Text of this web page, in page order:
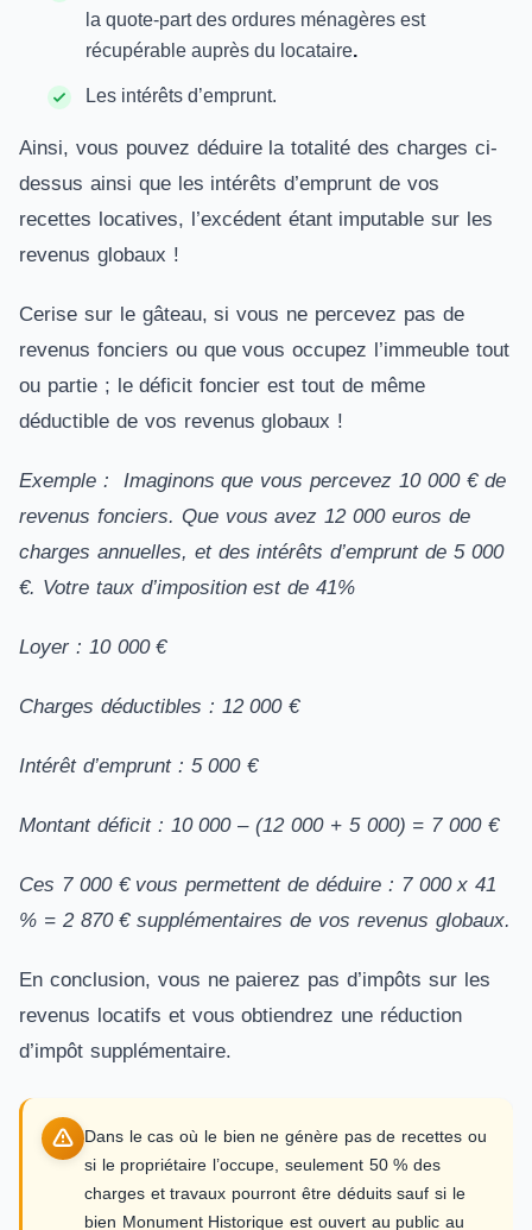
la quote-part des ordures ménagères est
récupérable auprès du locataire.
Les intérêts d’emprunt.
Ainsi, vous pouvez déduire la totalité des charges ci-
dessus ainsi que les intérêts d’emprunt de vos
recettes locatives, l’excédent étant imputable sur les
revenus globaux !
Cerise sur le gâteau, si vous ne percevez pas de
revenus fonciers ou que vous occupez l’immeuble tout
ou partie ; le déficit foncier est tout de même
déductible de vos revenus globaux !
Exemple : Imaginons que vous percevez 10 000 € de
revenus fonciers. Que vous avez 12 000 euros de
charges annuelles, et des intérêts d’emprunt de 5 000
€. Votre taux d’imposition est de 41%
Loyer : 10 000 €
Charges déductibles : 12 000 €
Intérêt d’emprunt : 5 000 €
Montant déficit : 10 000 – (12 000 + 5 000) = 7 000 €
Ces 7 000 € vous permettent de déduire : 7 000 x 41
% = 2 870 € supplémentaires de vos revenus globaux.
En conclusion, vous ne paierez pas d’impôts sur les
revenus locatifs et vous obtiendrez une réduction
d’impôt supplémentaire.
Dans le cas où le bien ne génère pas de recettes ou
si le propriétaire l’occupe, seulement 50 % des
charges et travaux pourront être déduits sauf si le
bien Monument Historique est ouvert au public au